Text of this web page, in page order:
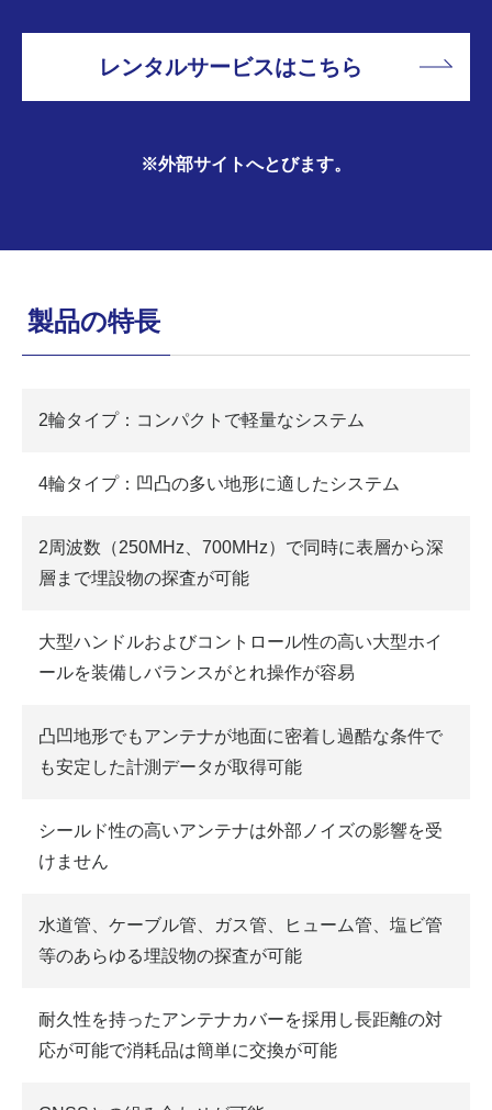
レンタルサービスはこちら
※外部サイトへとびます。
製品の特長
2輪タイプ：コンパクトで軽量なシステム
4輪タイプ：凹凸の多い地形に適したシステム
2周波数（250MHz、700MHz）で同時に表層から深
層まで埋設物の探査が可能
大型ハンドルおよびコントロール性の高い大型ホイ
ールを装備しバランスがとれ操作が容易
凸凹地形でもアンテナが地面に密着し過酷な条件で
も安定した計測データが取得可能
シールド性の高いアンテナは外部ノイズの影響を受
けません
水道管、ケーブル管、ガス管、ヒューム管、塩ビ管
等のあらゆる埋設物の探査が可能
耐久性を持ったアンテナカバーを採用し長距離の対
応が可能で消耗品は簡単に交換が可能